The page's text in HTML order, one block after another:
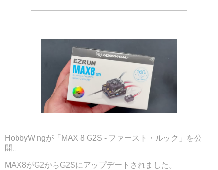
HobbyWingが「MAX 8 G2S - ファースト・ルック」を公
開。
MAX8がG2からG2Sにアップデートされました。